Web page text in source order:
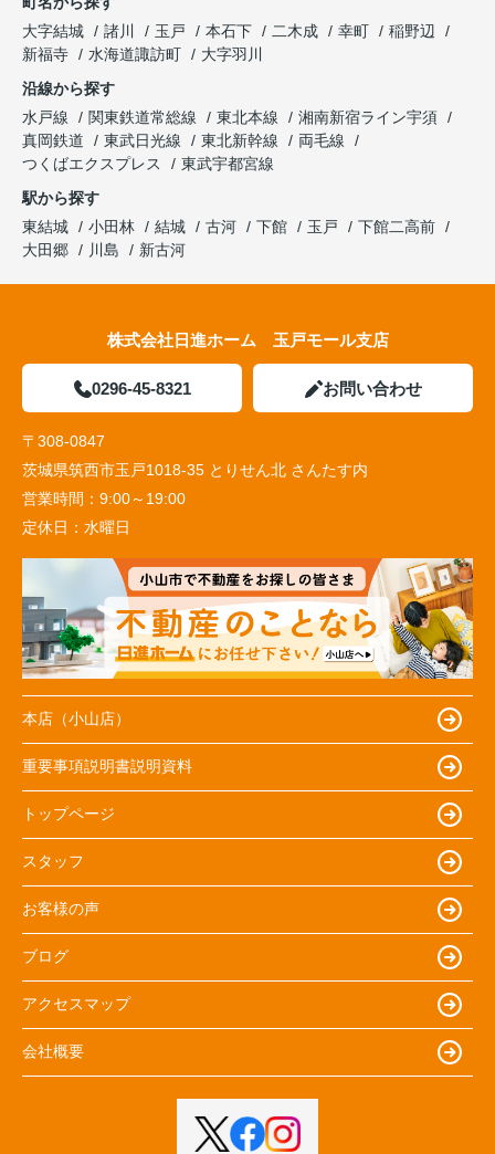
大字結城
諸川 玉戸 本石下 二木成 幸町
稲野辺
新福寺
水海道諏訪町
大字羽川
沿線から探す
水戸線
関東鉄道常総線 東北本線
湘南新宿ライン宇須
真岡鉄道
東武日光線 東北新幹線
両毛線
つくばエクスプレス
東武宇都宮線
駅から探す
東結城
小田林 結城 古河 下館 玉戸
下館二高前
大田郷
川島 新古河
株式会社日進ホーム 玉戸モール支店
0296-45-8321 お問い合わせ
〒308-0847
茨城県筑西市玉戸1018-35 とりせん北 さんたす内
営業時間： 9:00～19:00
定休日： 水曜日
本店（小山店）
重要事項説明書説明資料
トップページ
スタッフ
お客様の声
ブログ
アクセスマップ
会社概要